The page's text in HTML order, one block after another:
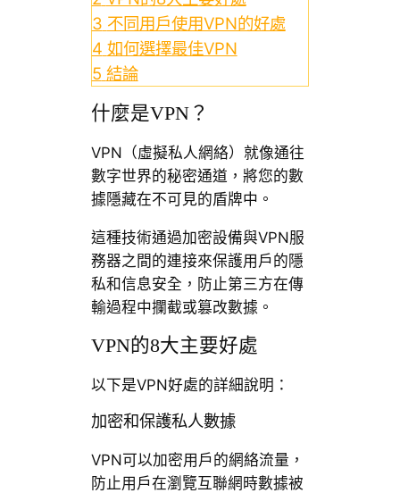
3 不同用戶使用VPN的好處
4 如何選擇最佳VPN
5 結論
什麼是VPN？
VPN（虛擬私人網絡）就像通往
數字世界的秘密通道，將您的數
據隱藏在不可見的盾牌中。
這種技術通過加密設備與VPN服
務器之間的連接來保護用戶的隱
私和信息安全，防止第三方在傳
輸過程中攔截或篡改數據。
VPN的8大主要好處
以下是VPN好處的詳細說明：
加密和保護私人數據
VPN可以加密用戶的網絡流量，
防止用戶在瀏覽互聯網時數據被